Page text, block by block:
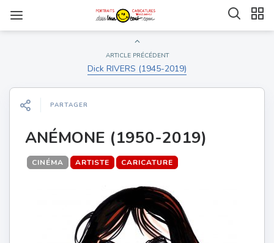
ARTICLE PRÉCÉDENT
Dick RIVERS (1945-2019)
PARTAGER
ANÉMONE (1950-2019)
CINÉMA ARTISTE CARICATURE